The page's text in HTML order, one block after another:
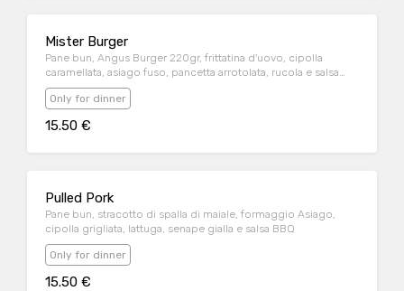
Mister Burger
Pane bun, Angus Burger 220gr, frittatina d'uovo, cipolla
caramellata, asiago fuso, pancetta arrotolata, rucola e salsa
wish
Only for dinner
15.50 €
Pulled Pork
Pane bun, stracotto di spalla di maiale, formaggio Asiago,
cipolla grigliata, lattuga, senape gialla e salsa BBQ
Only for dinner
15.50 €